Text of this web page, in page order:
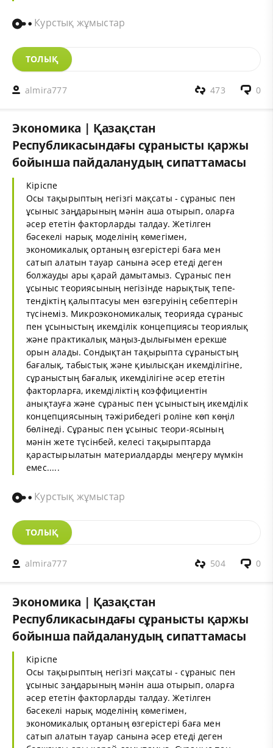
Курстық жұмыстар
ТОЛЫҚ
almira777 0
473
Экономика | Қазақстан
Республикасындағы сұранысты қаржы
бойынша пайдаланудың сипаттамасы
Кіріспе
Осы тақырыптың негізгі мақсаты - сұраныс пен
ұсыныс заңдарының мәнін аша отырып, оларға
әсер ететін факторларды талдау. Жетілген
бәсекелі нарық моделінің көмегімен,
экономикалық ортаның өзгерістері баға мен
сатып алатын тауар санына әсер етеді деген
болжауды ары қарай дамытамыз. Сұраныс пен
ұсыныс теориясының негізінде нарықтық тепе-
тендіктің қалыптасуы мен өзгеруінің себептерін
түсінеміз. Микроэкономикалық теорияда сұраныс
пен ұсыныстың икемділік концепциясы теориялық
және практикалық маңыз-дылығымен ерекше
орын алады. Сондықтан тақырыпта сұраныстың
бағалық, табыстық және қиылысқан икемділігіне,
сұраныстың бағалық икемділігіне әсер ететін
факторларға, икемділіктің коэффициентін
анықтауға және сұраныс пен ұсыныстың икемділік
концепциясының тәжірибедегі роліне көп көңіл
бөлінеді. Сұраныс пен ұсыныс теори-ясының
мәнін жете түсінбей, келесі тақырыптарда
қарастырылатын материалдарды меңгеру мүмкін
емес.....
Курстық жұмыстар
ТОЛЫҚ
almira777 0
504
Экономика | Қазақстан
Республикасындағы сұранысты қаржы
бойынша пайдаланудың сипаттамасы
Кіріспе
Осы тақырыптың негізгі мақсаты - сұраныс пен
ұсыныс заңдарының мәнін аша отырып, оларға
әсер ететін факторларды талдау. Жетілген
бәсекелі нарық моделінің көмегімен,
экономикалық ортаның өзгерістері баға мен
сатып алатын тауар санына әсер етеді деген